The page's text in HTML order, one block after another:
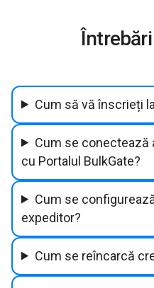
Cum să vă înscrieți
Cum se conectează
cu Portalul BulkGate?
Cum se
expeditor?
Cum se reîncarcă